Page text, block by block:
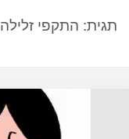
תגית: התקפי זלילה